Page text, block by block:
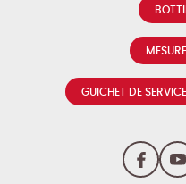
GUICHET DE